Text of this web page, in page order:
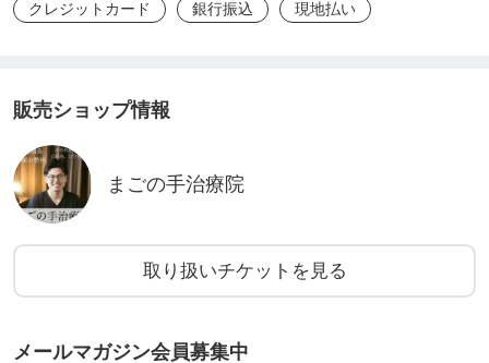
クレジットカード 銀行振込 現地払い
販売ショップ情報
まごの手治療院
取り扱いチケットを見る
メールマガジン会員募集中